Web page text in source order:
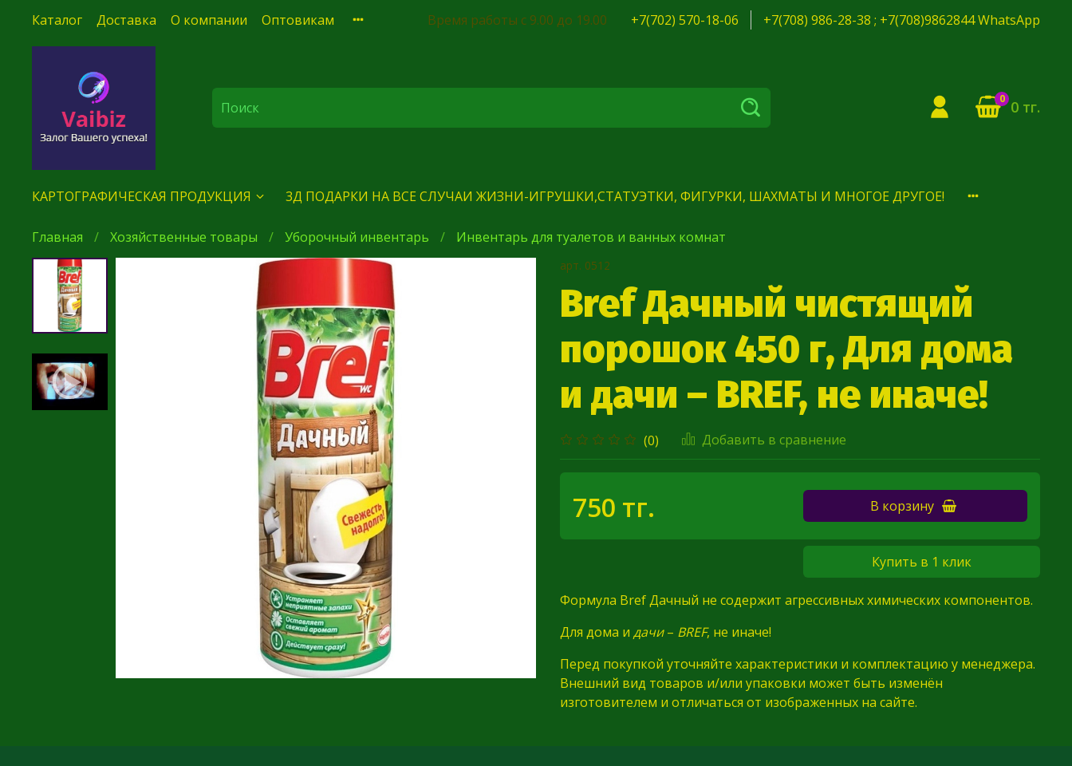
Каталог Доставка О компании Оптовикам Время работы с 9.00 до 19.00 +7(702) 570-18-06 +7(708) 986-28-38 ; +7(708)9862844 WhatsApp
0 0 тг.
КАРТОГРАФИЧЕСКАЯ ПРОДУКЦИЯ 3Д ПОДАРКИ НА ВСЕ СЛУЧАИ ЖИЗНИ-ИГРУШКИ,СТАТУЭТКИ, ФИГУРКИ, ШАХМАТЫ И МНОГОЕ ДРУГОЕ!
Главная Хозяйственные товары Уборочный инвентарь Инвентарь для туалетов и ванных комнат
арт. 0512
Bref Дачный чистящий
порошок 450 г, Для дома
и дачи – BREF, не иначе!
(0) Добавить в сравнение
750 тг. В корзину
Купить в 1 клик
Формула Bref Дачный не содержит агрессивных химических компонентов.
Для дома и дачи– BREF, не иначе!
Перед покупкой уточняйте характеристики и комплектацию у менеджера.
Внешний вид товаров и/или упаковки может быть изменён
изготовителем и отличаться от изображенных на сайте.